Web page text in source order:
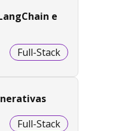
e
Full-Stack
Full-Stack